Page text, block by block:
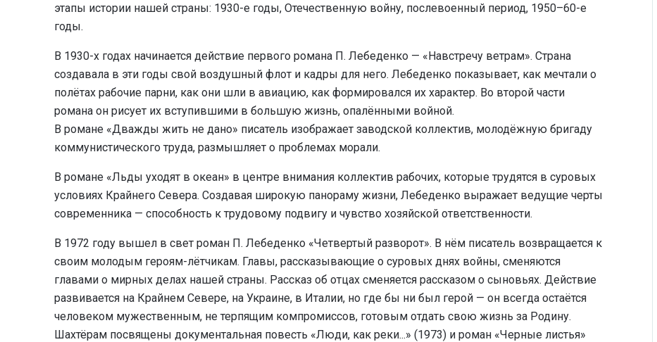
этапы истории нашей страны: 1930-е годы, Отечественную войну, послевоенный период, 1950–60-е
годы.
В 1930-х годах начинается действие первого романа П. Лебеденко — «Навстречу ветрам». Страна
создавала в эти годы свой воздушный флот и кадры для него. Лебеденко показывает, как мечтали о
полётах рабочие парни, как они шли в авиацию, как формировался их характер. Во второй части
романа он рисует их вступившими в большую жизнь, опалёнными войной.
В романе «Дважды жить не дано» писатель изображает заводской коллектив, молодёжную бригаду
коммунистического труда, размышляет о проблемах морали.
В романе «Льды уходят в океан» в центре внимания коллектив рабочих, которые трудятся в суровых
условиях Крайнего Севера. Создавая широкую панораму жизни, Лебеденко выражает ведущие черты
современника — способность к трудовому подвигу и чувство хозяйской ответственности.
В 1972 году вышел в свет роман П. Лебеденко «Четвертый разворот». В нём писатель возвращается к
своим молодым героям-лётчикам. Главы, рассказывающие о суровых днях войны, сменяются
главами о мирных делах нашей страны. Рассказ об отцах сменяется рассказом о сыновьях. Действие
развивается на Крайнем Севере, на Украине, в Италии, но где бы ни был герой — он всегда остаётся
человеком мужественным, не терпящим компромиссов, готовым отдать свою жизнь за Родину.
Шахтёрам посвящены документальная повесть «Люди, как реки...» (1973) и роман «Черные листья»